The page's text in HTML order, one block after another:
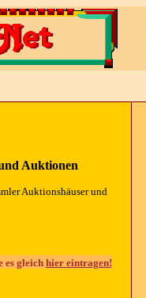
Auktionen
Auktionshäuser und
es gleich hier eintragen!